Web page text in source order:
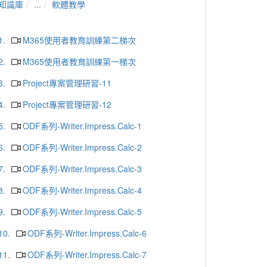
識庫 ... 軟體教學
M365使用者教育訓練第二梯次
M365使用者教育訓練第一梯次
Project專案管理研習-11
Project專案管理研習-12
ODF系列-Writer.Impress.Calc-1
ODF系列-Writer.Impress.Calc-2
ODF系列-Writer.Impress.Calc-3
ODF系列-Writer.Impress.Calc-4
ODF系列-Writer.Impress.Calc-5
ODF系列-Writer.Impress.Calc-6
ODF系列-Writer.Impress.Calc-7